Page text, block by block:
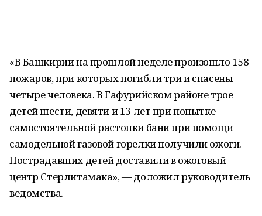
«В Башкирии на прошлой неделе произошло 158
пожаров, при которых погибли три и спасены
четыре человека. В Гафурийском районе трое
детей шести, девяти и 13 лет при попытке
самостоятельной растопки бани при помощи
самодельной газовой горелки получили ожоги.
Пострадавших детей доставили в ожоговый
центр Стерлитамака», — доложил руководитель
ведомства.